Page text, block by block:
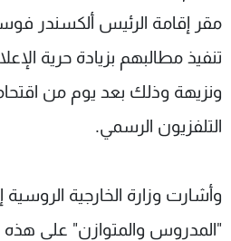
مقر إقامة الرئيس ألكسندر
تنفيذ مطالبهم بزيادة حرية
ونزيهة وذلك بعد يوم من
التلفزيون الرسمي.
وأشارت وزارة الخارجية
"المدروس والمتوازن" على هذه